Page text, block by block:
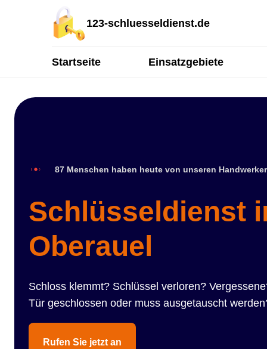
123-schluesseldienst.de
Startseite Einsatzgebiete
87 Menschen haben heute von unseren
Schlüsseldienst
Oberauel
Schloss klemmt? Schlüssel verloren?
Tür geschlossen oder muss ausgetauscht
Rufen Sie jetzt an